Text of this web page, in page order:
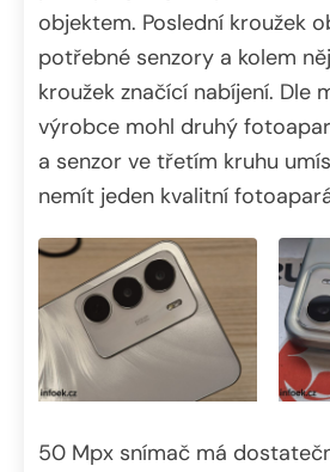
objektem. Poslední kroužek
potřebné senzory a kolem
kroužek značící nabíjení. Dle
výrobce mohl druhý
a senzor ve třetím kruhu
nemít jeden kvalitní
50 Mpx snímač má